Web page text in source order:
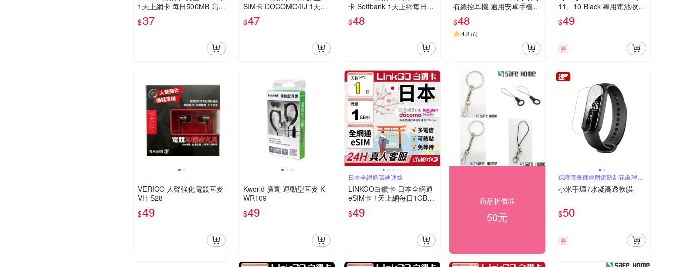
1天上網卡 每日500MB 高速
流量(美國網卡 舊金山 洛杉
磯 紐約 西雅圖)
$37
SIM卡 DOCOMO/IIJ 1天上
網500MB/日(日本網卡 沖繩
大阪 北海道 東京)
$47
卡 Softbank 1天上網每日50
0MB(日本網卡 沖繩 大阪 北
海道 東京)
$48
有線控耳機 適用安卓手機
耳機帶麥可通話 EM3501
$48
4.8 (6)
11、10 Black 專用電池收納
保護盒 (2入)(透明)
$49
券
VERICO 人聲強化電競耳麥
VH-S28
$49
Kworld 廣寰 運動型耳麥 K
WR109
$49
日本全網通高速連線
LINKGO白鑽卡 日本全網通
eSIM卡 1天上網每日1GB
多電信(日本網卡 東京 大阪
福岡 北海道 沖繩)
$49
商品折價券
50元
保護膜表面經耐磨防刮花處理防
刮花
小米手環7水凝高透軟膜
$50
券